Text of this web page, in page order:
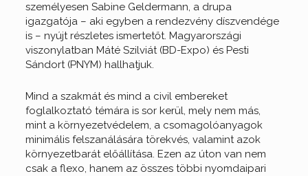
személyesen Sabine Geldermann, a drupa
igazgatója – aki egyben a rendezvény díszvendége
is – nyújt részletes ismertetőt. Magyarországi
viszonylatban Máté Szilviát (BD-Expo) és Pesti
Sándort (PNYM) hallhatjuk.
Mind a szakmát és mind a civil embereket
foglalkoztató témára is sor kerül, mely nem más,
mint a környezetvédelem, a csomagolóanyagok
minimális felszanálására törekvés, valamint azok
környezetbarát előállítása. Ezen az úton van nem
csak a flexo, hanem az összes többi nyomdaipari